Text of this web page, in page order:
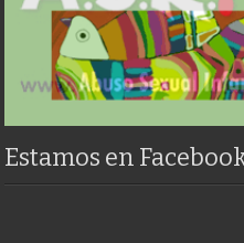
Estamos en